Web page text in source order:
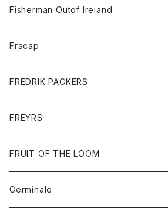
ジャケット
Tシャツ
ボトム
帽子
Fisherman Outof Ireiand
ニット
Fracap
グッズ
靴
FREDRIK PACKERS
アクセサリー
バッグ
FREYRS
サングラス
FRUIT OF THE LOOM
アウター
Germinale